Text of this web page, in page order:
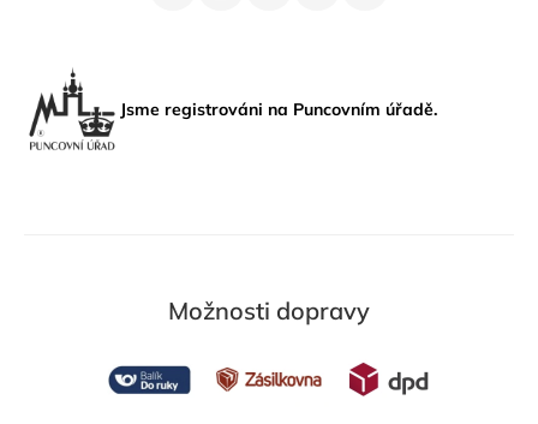
Jsme registrováni na Puncovním úřadě.
Možnosti dopravy